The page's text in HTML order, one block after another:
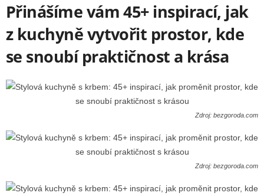
Přinášíme vám 45+ inspirací, jak
z kuchyně vytvořit prostor, kde
se snoubí praktičnost a krása
Zdroj: bezgoroda.com
Zdroj: bezgoroda.com